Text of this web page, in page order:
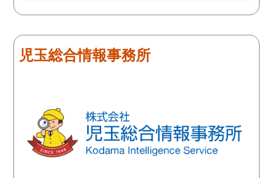
児玉総合情報事務所